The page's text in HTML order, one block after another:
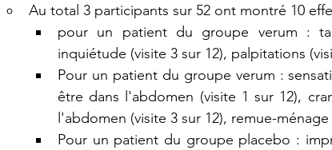
Au total 3 participants sur 52 ont montré 10
pour un patient du groupe verum :
inquiétude (visite 3 sur 12), palpitations
Pour un patient du groupe verum :
être dans l'abdomen (visite 1 sur 12),
l'abdomen (visite 3 sur 12), remue-
Pour un patient du groupe placebo :